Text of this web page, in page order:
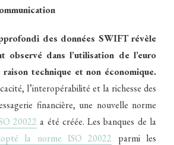
des données SWIFT révèle
observé dans l’utilisation de l’euro
raison technique et non économique.
l’interopérabilité et la richesse des
financière, une nouvelle norme
20022 a été créée. Les banques de la
la norme ISO 20022 parmi les